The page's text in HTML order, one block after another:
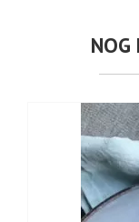
NOG